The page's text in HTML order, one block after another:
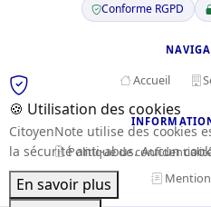
Conforme RGPD
Accueil
Politique de
🍪 Utilisation des cookies
CitoyenNote utilise des cookies
la sécurité anti-abus. Aucun
En savoir plus